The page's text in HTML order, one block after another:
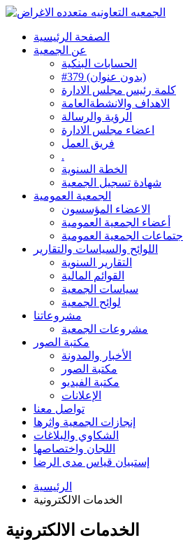
الصفحة الرئيسية
عن الجمعية
الحسابات البنكية
#379 (بدون عنوان)
كلمة رئيس مجلس الادارة
الاهداف والانشطةالعامة
الرؤية والرسالة
اعضاء مجلس الادارة
فريق العمل
.
الخطة السنوية
شهادة تسجيل الجمعية
الجمعية العمومية
الاعضاء المؤسسون
أعضاء الجمعية العمومية
اجتماعات الجمعية العمومية
اللوائح والسياسات والتقارير
التقارير السنوية
القوائم المالية
سياسات الجمعية
لوائح الجمعية
مشروعاتنا
مشروعات الجمعية
مكتبة الصور
الأخبار والمدونة
مكتبة الصور
مكتبة الفيديو
الإعلانات
تواصل معنا
إنجازات الجمعية واثرها
الشكاوي والبلاغات
اللجان واختصاصها
إستبيان قياس مدى الرضا
الرئيسية
الخدمات الالكترونية
الخدمات الالكترونية